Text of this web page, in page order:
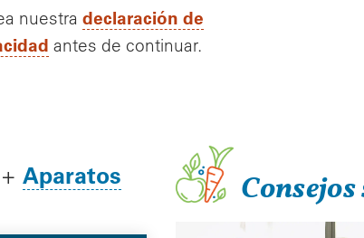
nuestra declaración de
antes de continuar.
+ Aparatos